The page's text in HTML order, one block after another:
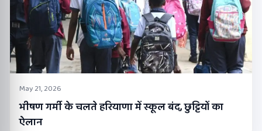
May 21, 2026
भीषण गर्मी के चलते हरियाणा में स्कूल बंद, छुट्टियों का
ऐलान